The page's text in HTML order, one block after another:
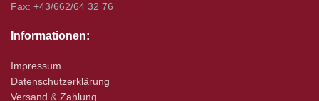
Fax: +43/662/64 32 76
Informationen:
Impressum
Datenschutzerklärung
Versand & Zahlung